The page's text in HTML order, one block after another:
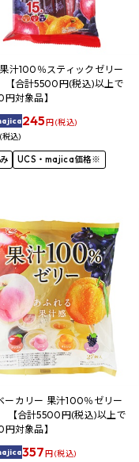
汁100％スティックゼリー
合計5500円(税込)以上で
対象品】
245円 (税込)
税込)
UCS・majica価格※
ーカリー 果汁100％ゼリー
【合計5500円(税込)以上で
対象品】
357円 (税込)